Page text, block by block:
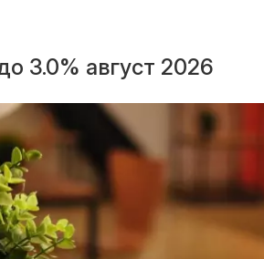
3.0% август 2026